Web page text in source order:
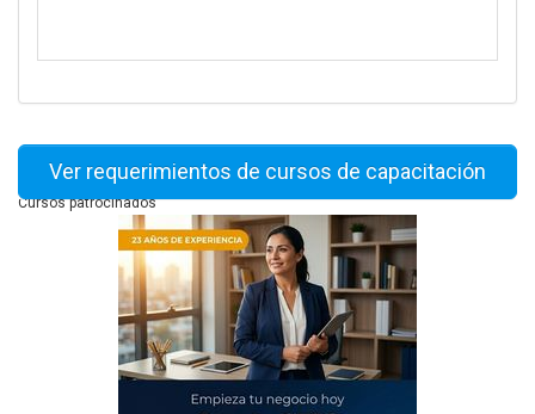
Ver requerimientos de cursos de capacitación
Cursos patrocinados